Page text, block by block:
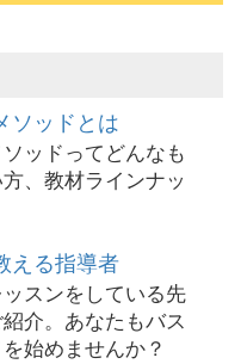
ソッドとは
ッドってどんなも
、教材ラインナッ
える指導者
スンをしている先
介。あなたもバス
始めませんか？